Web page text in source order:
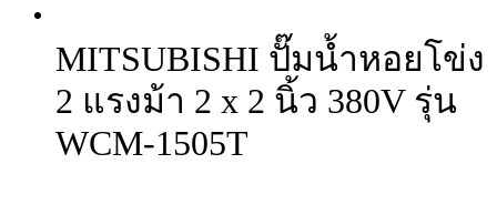
MITSUBISHI ปั๊มน้ำหอยโข่ง
2 แรงม้า 2 x 2 นิ้ว 380V รุ่น
WCM-1505T